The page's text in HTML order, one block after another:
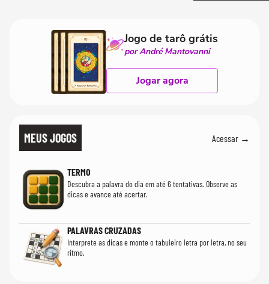
Jogo de tarô grátis
por André Mantovanni
Jogar agora
MEUS JOGOS Acessar →
TERMO
Descubra a palavra do dia em até 6 tentativas. Observe as
dicas e avance até acertar.
PALAVRAS CRUZADAS
Interprete as dicas e monte o tabuleiro letra por letra, no seu
ritmo.